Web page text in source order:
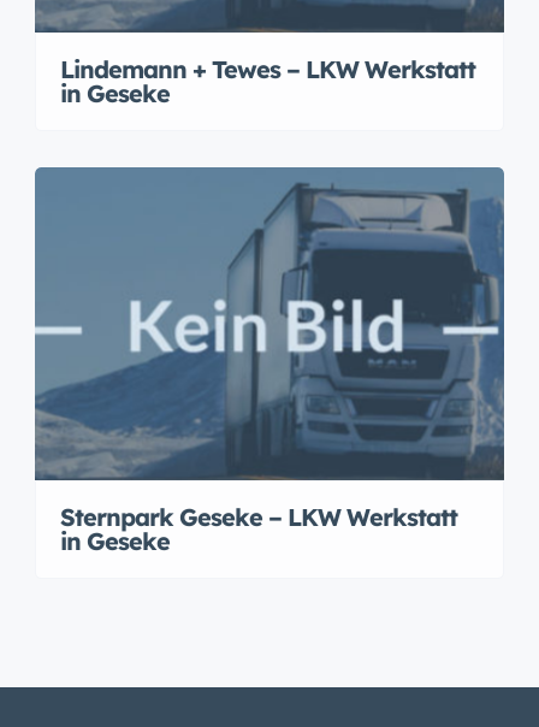
Lindemann + Tewes – LKW Werkstatt
in Geseke
Sternpark Geseke – LKW Werkstatt
in Geseke